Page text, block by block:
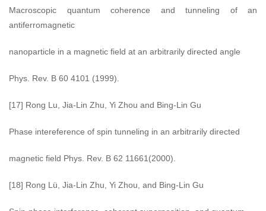
Macroscopic quantum coherence and tunneling of an
antiferromagnetic
nanoparticle in a magnetic field at an arbitrarily directed angle
Phys. Rev. B 60 4101 (1999).
[17] Rong Lu, Jia-Lin Zhu, Yi Zhou and Bing-Lin Gu
Phase intereference of spin tunneling in an arbitrarily directed
magnetic field Phys. Rev. B 62 11661(2000).
[18] Rong Lü, Jia-Lin Zhu, Yi Zhou, and Bing-Lin Gu